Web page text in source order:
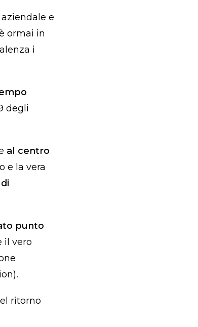
e
ormai in
i
degli
al centro
e la vera
punto
il vero
).
ritorno